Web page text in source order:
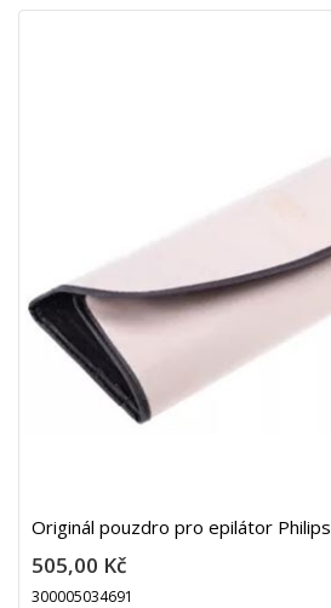
Originál pouzdro pro epilátor Philips
505,00 Kč
300005034691